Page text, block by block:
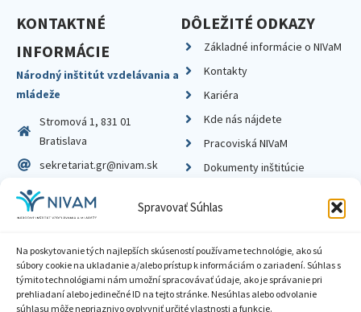
Spravovať Súhlas
Na poskytovanie tých najlepších skúseností používame technológie, ako sú
súbory cookie na ukladanie a/alebo prístup k informáciám o zariadení. Súhlas s
týmito technológiami nám umožní spracovávať údaje, ako je správanie pri
prehliadaní alebo jedinečné ID na tejto stránke. Nesúhlas alebo odvolanie
súhlasu môže nepriaznivo ovplyvniť určité vlastnosti a funkcie.
KONTAKTNÉ
INFORMÁCIE
Národný inštitút vzdelávania a
mládeže
Stromová 1, 831 01
Bratislava
sekretariat.gr@nivam.sk
IČO: 00164348
DIČ: 2020798714
DÔLEŽITÉ ODKAZY
Základné informácie o NIVaM
Kontakty
Kariéra
Kde nás nájdete
Pracoviská NIVaM
Dokumenty inštitúcie
Zásady ochrany súkromia